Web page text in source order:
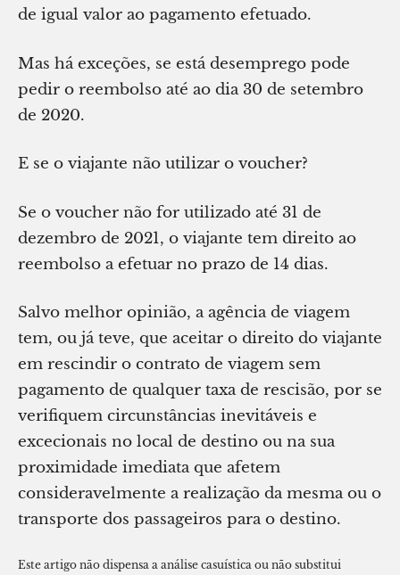
de igual valor ao pagamento efetuado.
Mas há exceções, se está desemprego pode
pedir o reembolso até ao dia 30 de setembro
de 2020.
E se o viajante não utilizar o voucher?
Se o voucher não for utilizado até 31 de
dezembro de 2021, o viajante tem direito ao
reembolso a efetuar no prazo de 14 dias.
Salvo melhor opinião, a agência de viagem
tem, ou já teve, que aceitar o direito do viajante
em rescindir o contrato de viagem sem
pagamento de qualquer taxa de rescisão, por se
verifiquem circunstâncias inevitáveis e
excecionais no local de destino ou na sua
proximidade imediata que afetem
consideravelmente a realização da mesma ou o
transporte dos passageiros para o destino.
Este artigo não dispensa a análise casuística ou não substitui